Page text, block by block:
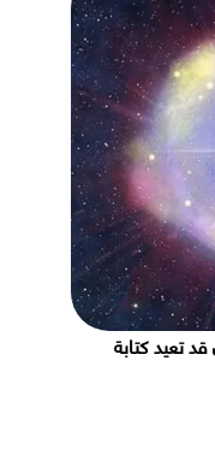
تعيد كتابة